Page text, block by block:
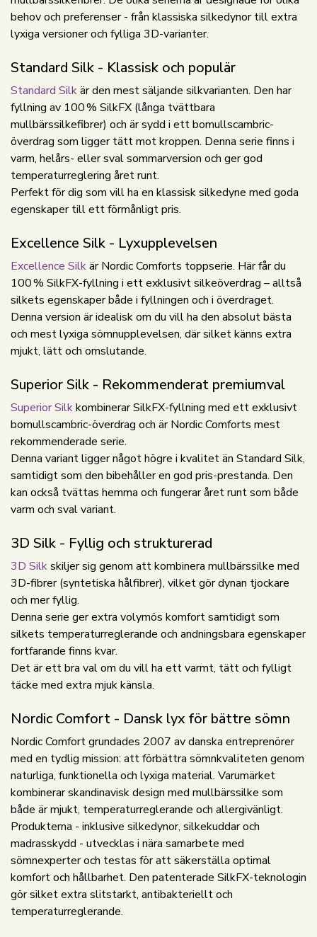
behov och preferenser - från klassiska silkedynor till extra
lyxiga versioner och fylliga 3D-varianter.
Standard Silk - Klassisk och populär
Standard Silkär den mest säljande silkvarianten. Den har
fyllning av 100 % SilkFX (långa tvättbara
mullbärssilkefibrer) och är sydd i ett bomullscambric-
överdrag som ligger tätt mot kroppen. Denna serie finns i
varm, helårs- eller sval sommarversion och ger god
temperaturreglering året runt.
Perfekt för dig som vill ha en klassisk silkedyne med goda
egenskaper till ett förmånligt pris.
Excellence Silk - Lyxupplevelsen
Excellence Silkär Nordic Comforts toppserie. Här får du
100 % SilkFX-fyllning i ett exklusivt silkeöverdrag – alltså
silkets egenskaper både i fyllningen och i överdraget.
Denna version är idealisk om du vill ha den absolut bästa
och mest lyxiga sömnupplevelsen, där silket känns extra
mjukt, lätt och omslutande.
Superior Silk - Rekommenderat premiumval
Superior Silkkombinerar SilkFX-fyllning med ett exklusivt
bomullscambric-överdrag och är Nordic Comforts mest
rekommenderade serie.
Denna variant ligger något högre i kvalitet än Standard Silk,
samtidigt som den bibehåller en god pris-prestanda. Den
kan också tvättas hemma och fungerar året runt som både
varm och sval variant.
3D Silk - Fyllig och strukturerad
3D Silkskiljer sig genom att kombinera mullbärssilke med
3D-fibrer (syntetiska hålfibrer), vilket gör dynan tjockare
och mer fyllig.
Denna serie ger extra volymös komfort samtidigt som
silkets temperaturreglerande och andningsbara egenskaper
fortfarande finns kvar.
Det är ett bra val om du vill ha ett varmt, tätt och fylligt
täcke med extra mjuk känsla.
Nordic Comfort - Dansk lyx för bättre sömn
Nordic Comfort grundades 2007 av danska entreprenörer
med en tydlig mission: att förbättra sömnkvaliteten genom
naturliga, funktionella och lyxiga material. Varumärket
kombinerar skandinavisk design med mullbärssilke som
både är mjukt, temperaturreglerande och allergivänligt.
Produkterna - inklusive silkedynor, silkekuddar och
madrasskydd - utvecklas i nära samarbete med
sömnexperter och testas för att säkerställa optimal
komfort och hållbarhet. Den patenterade SilkFX-teknologin
gör silket extra slitstarkt, antibakteriellt och
temperaturreglerande.